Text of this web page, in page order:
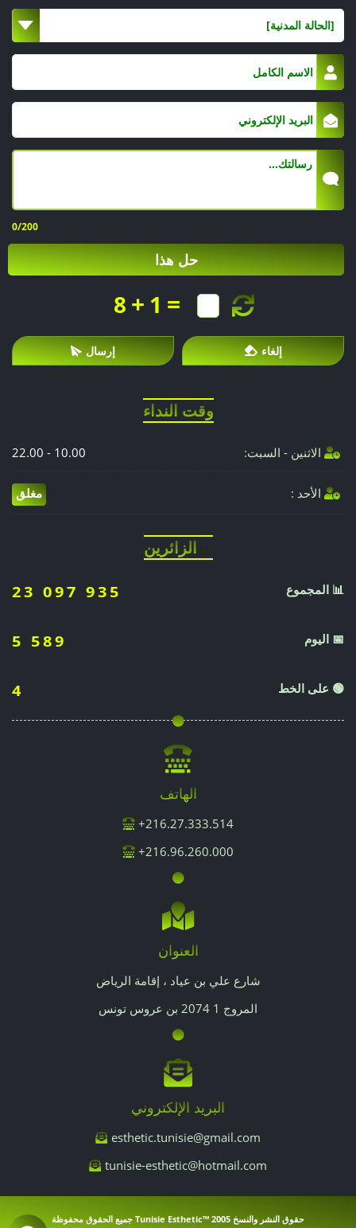
[الحالة المدنية]
0/200
حل هذا
8 + 1 =
إلغاء إرسال
وقت النداء
الاثنين - السبت: 10.00 - 22.00
الأحد : مغلق
📈 الزائرين
📊 المجموع 23 097 935
📅 اليوم 5 589
🟢 على الخط 4
الهاتف
216.27.333.514+
216.96.260.000+
العنوان
شارع علي بن عياد ، إقامة الرياض
المروج 1 2074 بن عروس تونس
البريد الإلكتروني
esthetic.tunisie@gmail.com
tunisie-esthetic@hotmail.com
حقوق النشر والنسخ 2005 ™Tunisie Esthetic جميع الحقوق محفوظة